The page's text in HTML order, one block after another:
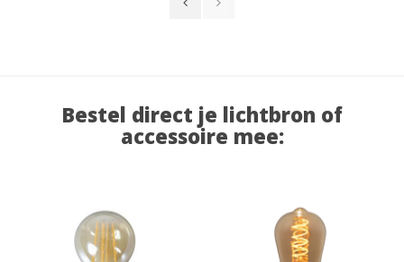
Bestel direct je lichtbron of
accessoire mee: